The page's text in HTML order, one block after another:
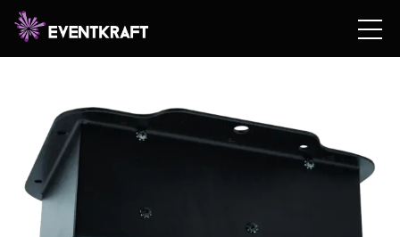
Hem
ROTERANDE MOTOR (UPPHÄNGNING)